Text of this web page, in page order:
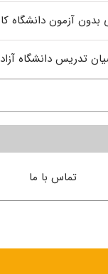
آزمون دانشگاه کاشان
تدریس دانشگاه آزاد ۱۴۰۵
تماس با ما